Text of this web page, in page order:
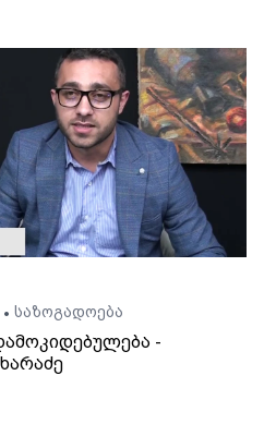
• საზოგადოება
-